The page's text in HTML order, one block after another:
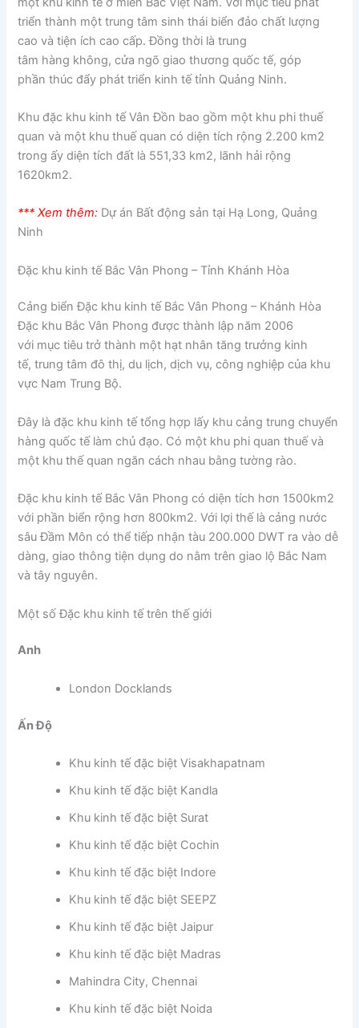
triển thành một trung tâm sinh thái biển đảo chất lượng
cao và tiện ích cao cấp. Đồng thời là trung
tâm hàng không, cửa ngõ giao thương quốc tế, góp
phần thúc đẩy phát triển kinh tế tỉnh Quảng Ninh.
Khu đặc khu kinh tế Vân Đồn bao gồm một khu phi thuế
quan và một khu thuế quan có diện tích rộng 2.200 km2
trong ấy diện tích đất là 551,33 km2, lãnh hải rộng
1620km2.
*** Xem thêm: Dự án Bất động sản tại Hạ Long, Quảng
Ninh
Đặc khu kinh tế Bắc Vân Phong – Tỉnh Khánh Hòa
Cảng biển Đặc khu kinh tế Bắc Vân Phong – Khánh Hòa
Đặc khu Bắc Vân Phong được thành lập năm 2006
với mục tiêu trở thành một hạt nhân tăng trưởng kinh
tế, trung tâm đô thị, du lịch, dịch vụ, công nghiệp của khu
vực Nam Trung Bộ.
Đây là đặc khu kinh tế tổng hợp lấy khu cảng trung chuyển
hàng quốc tế làm chủ đạo. Có một khu phi quan thuế và
một khu thế quan ngăn cách nhau bằng tường rào.
Đặc khu kinh tế Bắc Vân Phong có diện tích hơn 1500km2
với phần biển rộng hơn 800km2. Với lợi thế là cảng nước
sâu Đầm Môn có thể tiếp nhận tàu 200.000 DWT ra vào dễ
dàng, giao thông tiện dụng do nằm trên giao lộ Bắc Nam
và tây nguyên.
Một số Đặc khu kinh tế trên thế giới
Anh
London Docklands
Ấn Độ
Khu kinh tế đặc biệt Visakhapatnam
Khu kinh tế đặc biệt Kandla
Khu kinh tế đặc biệt Surat
Khu kinh tế đặc biệt Cochin
Khu kinh tế đặc biệt Indore
Khu kinh tế đặc biệt SEEPZ
Khu kinh tế đặc biệt Jaipur
Khu kinh tế đặc biệt Madras
Mahindra City, Chennai
Khu kinh tế đặc biệt Noida